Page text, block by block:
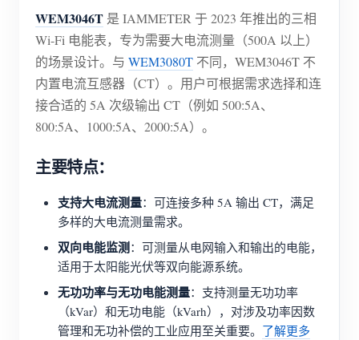
新闻
博客
IAMMETER 活动
论坛
应用商店
站点探索
光伏排名
关于我们
WEM3046T 是 IAMMETER 于 2023 年推出的三相
Wi-Fi 电能表，专为需要大电流测量（500A 以上）
的场景设计。与 WEM3080T 不同，WEM3046T 不
内置电流互感器（CT）。用户可根据需求选择和连
接合适的 5A 次级输出 CT（例如 500:5A、
800:5A、1000:5A、2000:5A）。
主要特点：
支持大电流测量：可连接多种 5A 输出 CT，满足
多样的大电流测量需求。
双向电能监测：可测量从电网输入和输出的电能，
适用于太阳能光伏等双向能源系统。
无功功率与无功电能测量：支持测量无功功率
（kVar）和无功电能（kVarh），对涉及功率因数
管理和无功补偿的工业应用至关重要。 了解更多